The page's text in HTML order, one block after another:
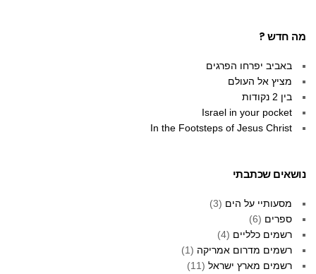
מה חדש ?
באביב יפרחו הפרגים
מציץ אל העולם
בין 2 נקודות
Israel in your pocket
In the Footsteps of Jesus Christ
נושאים שכתבתי
מסעותיי על הים (3)
ספרים (6)
רשמים כלליים (4)
רשמים מדרום אמריקה (1)
רשמים מארץ ישראל (11)